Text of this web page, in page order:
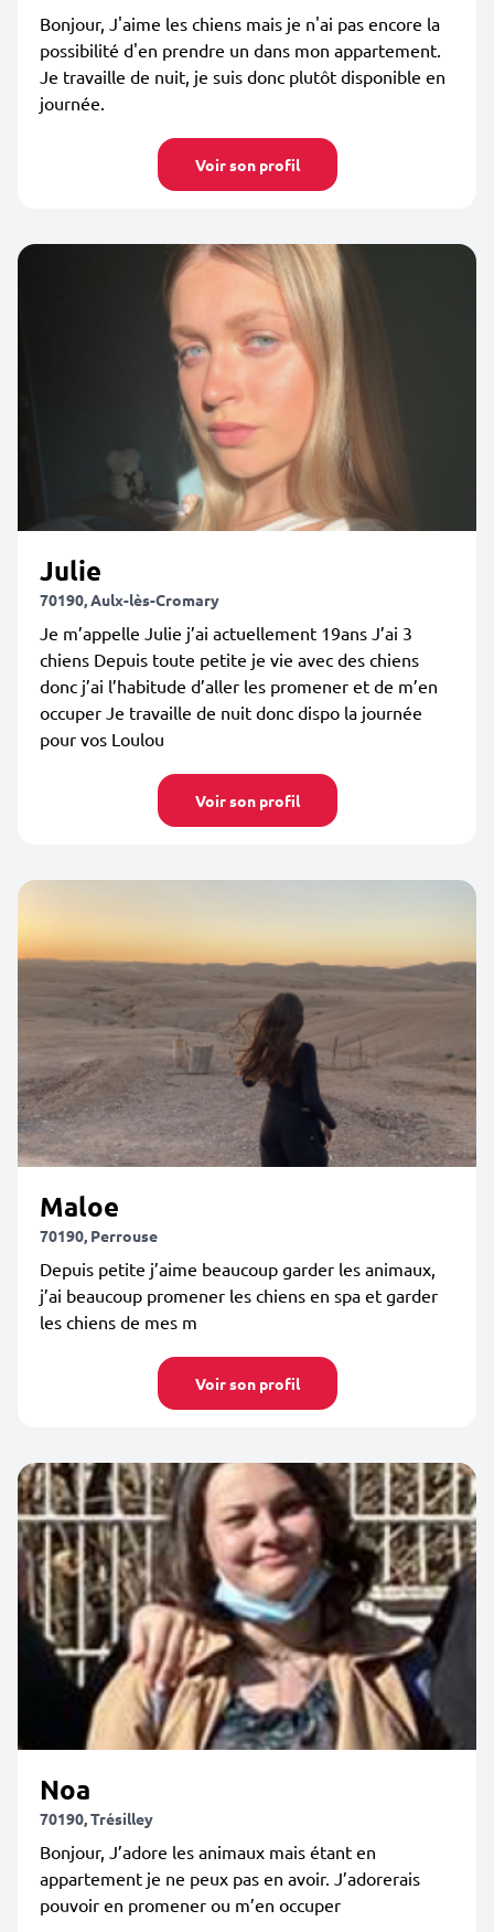
Bonjour, J'aime les chiens mais je n'ai pas encore la
possibilité d'en prendre un dans mon appartement.
Je travaille de nuit, je suis donc plutôt disponible en
journée.
Voir son profil
Julie
70190, Aulx-lès-Cromary
Je m’appelle Julie j’ai actuellement 19ans J’ai 3
chiens Depuis toute petite je vie avec des chiens
donc j’ai l’habitude d’aller les promener et de m’en
occuper Je travaille de nuit donc dispo la journée
pour vos Loulou
Voir son profil
Maloe
70190, Perrouse
Depuis petite j’aime beaucoup garder les animaux,
j’ai beaucoup promener les chiens en spa et garder
les chiens de mes m
Voir son profil
Noa
70190, Trésilley
Bonjour, J’adore les animaux mais étant en
appartement je ne peux pas en avoir. J’adorerais
pouvoir en promener ou m’en occuper